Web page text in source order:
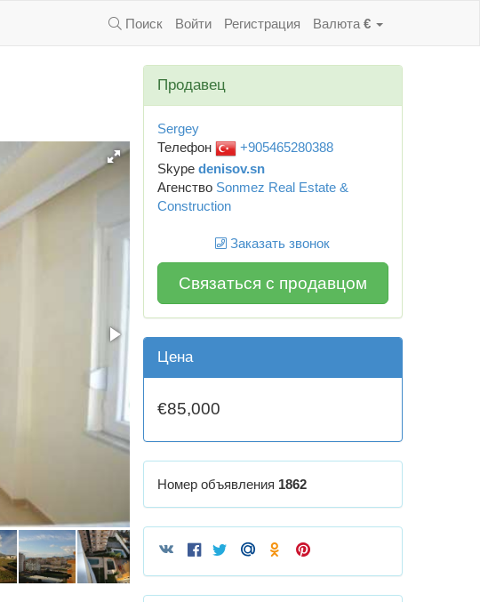
Поиск Войти Регистрация Валюта €
Продавец
Sergey
Телефон
+905465280388
Skype denisov.sn
Агенство Sonmez Real Estate &
Construction
Заказать звонок
Связаться с продавцом
Цена
€85,000
Номер объявления 1862